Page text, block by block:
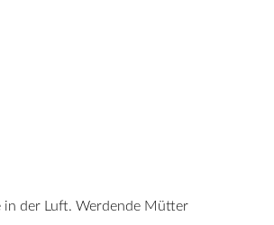
in der Luft. Werdende Mütter